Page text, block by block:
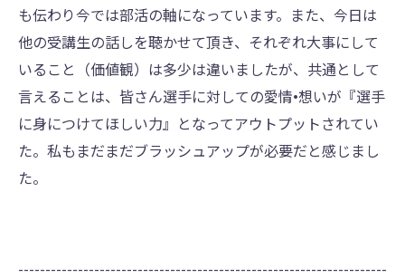
も伝わり今では部活の軸になっています。また、今日は
他の受講生の話しを聴かせて頂き、それぞれ大事にして
いること（価値観）は多少は違いましたが、共通として
言えることは、皆さん選手に対しての愛情•想いが『選手
に身につけてほしい力』となってアウトプットされてい
た。私もまだまだブラッシュアップが必要だと感じまし
た。
--------------------------------------------------------------------